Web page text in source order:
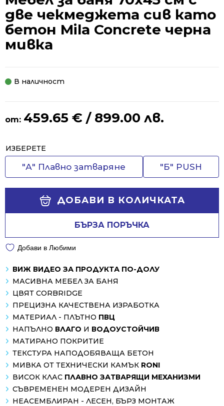
две чекмеджета сив като
бетон Mila Concrete черна
мивка
В наличност
от: 459.65 € / 899.00 лв.
ИЗБЕРЕТЕ
"А" Плавно затваряне "Б" PUSH
ДОБАВИ В КОЛИЧКАТА
БЪРЗА ПОРЪЧКА
Alternative:
Добави в Любими
ВИЖ ВИДЕО ЗА ПРОДУКТА ПО-ДОЛУ
МАСИВНА МЕБЕЛ ЗА БАНЯ
ЦВЯТ CORBRIDGE
ПРЕЦИЗНА КАЧЕСТВЕНА ИЗРАБОТКА
МАТЕРИАЛ - ПЛЪТНО ПВЦ
НАПЪЛНО ВЛАГО И ВОДОУСТОЙЧИВ
МАТИРАНО ПОКРИТИЕ
ТЕКСТУРА НАПОДОБЯВАЩА БЕТОН
МИВКА ОТ ТЕХНИЧЕСКИ КАМЪК RONI
ВИСОК КЛАС ПЛАВНО ЗАТВАРЯЩИ МЕХАНИЗМИ
СЪВРЕМЕНЕН МОДЕРЕН ДИЗАЙН
НЕАСЕМБЛИРАН - ЛЕСЕН, БЪРЗ МОНТАЖ